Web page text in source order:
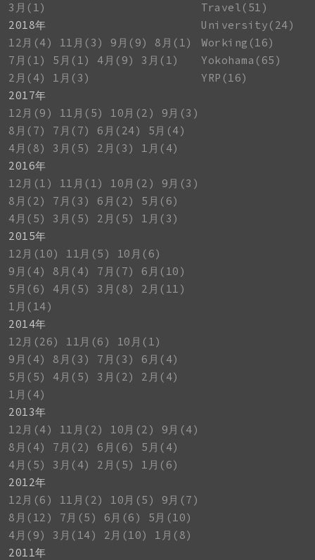
3月(1)
2018年
12月(4)
11月(3) 9月(9)
8月(1)
7月(1)
5月(1) 4月(9)
3月(1)
2月(4)
1月(3)
2017年
12月(9)
11月(5) 10月(2)
9月(3)
8月(7)
7月(7) 6月(24)
5月(4)
4月(8)
3月(5) 2月(3)
1月(4)
2016年
12月(1)
11月(1) 10月(2)
9月(3)
8月(2)
7月(3) 6月(2)
5月(6)
4月(5)
3月(5) 2月(5)
1月(3)
2015年
12月(10)
11月(5)
10月(6)
9月(4)
8月(4) 7月(7)
6月(10)
5月(6)
4月(5) 3月(8)
2月(11)
1月(14)
2014年
12月(26)
11月(6)
10月(1)
9月(4)
8月(3) 7月(3)
6月(4)
5月(5)
4月(5) 3月(2)
2月(4)
1月(4)
2013年
12月(4)
11月(2) 10月(2)
9月(4)
8月(4)
7月(2) 6月(6)
5月(4)
4月(5)
3月(4) 2月(5)
1月(6)
2012年
12月(6)
11月(2) 10月(5)
9月(7)
8月(12)
7月(5) 6月(6)
5月(10)
4月(9)
3月(14) 2月(10)
1月(8)
2011年
Travel(51)
University(24)
Working(16)
Yokohama(65)
YRP(16)